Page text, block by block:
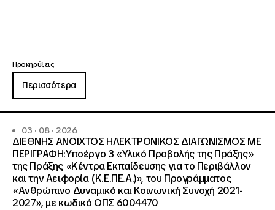
Προκηρύξεις
Περισσότερα
03 · 08 · 2026
ΔΙΕΘΝΗΣ ΑΝΟΙΧΤΟΣ ΗΛΕΚΤΡΟΝΙΚΟΣ ΔΙΑΓΩΝΙΣΜΟΣ ΜΕ
ΠΕΡΙΓΡΑΦΗ:Υποέργο 3 «Υλικό Προβολής της Πράξης»
της Πράξης «Κέντρα Εκπαίδευσης για το Περιβάλλον
και την Αειφορία (Κ.Ε.ΠΕ.Α.)», του Προγράμματος
«Ανθρώπινο Δυναμικό και Κοινωνική Συνοχή 2021-
2027», με κωδικό ΟΠΣ 6004470